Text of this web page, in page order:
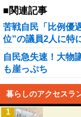
■関連記事
苦戦自民「比例優
位”の議員2人に特
自民急失速！大物
も崖っぷち
暮らしのアクセスラ
1